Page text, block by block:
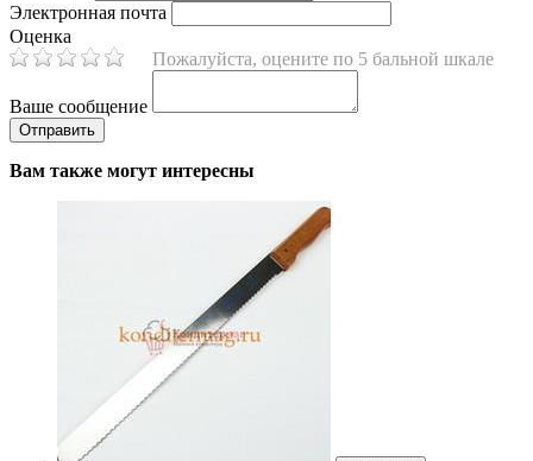
Электронная почта
Оценка
Пожалуйста, оцените по 5 бальной шкале
Ваше сообщение
Вам также могут интересны